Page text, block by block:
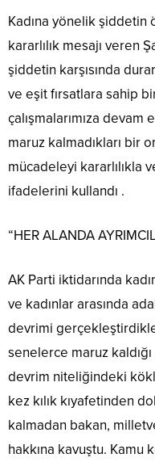
Kadına yönelik şiddetin
kararlılık mesajı veren
şiddetin karşısında
ve eşit fırsatlara sahip
çalışmalarımıza devam
maruz kalmadıkları bir
mücadeleyi kararlılıkla
ifadelerini kullandı .
“HER ALANDA
AK Parti iktidarında
ve kadınlar arasında
devrimi
senelerce maruz kaldığı
devrim niteliğindeki
kez kılık kıyafetinden
kalmadan bakan,
hakkına kavuştu. Kamu